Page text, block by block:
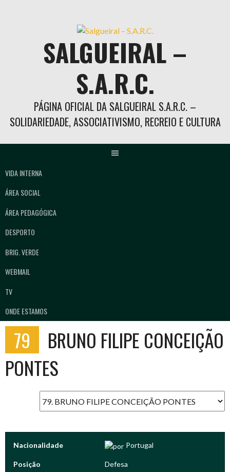
SALGUEIRAL –
S.A.R.C.
PÁGINA OFICIAL DA SALGUEIRAL S.A.R.C. –
SOLIDARIEDADE, ASSOCIATIVISMO, RECREIO E CULTURA
VIDA INTERNA
ÁREA SOCIAL
ÁREA PEDAGÓGICA
DESPORTO
BRIG. VERDE
WEBMAIL
TV
ONDE ESTAMOS
79
BRUNO FILIPE CONCEIÇÃO
PONTES
Nacionalidade Portugal
Posição Defesa